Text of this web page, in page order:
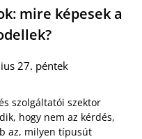
mire képesek a
27. péntek
szolgáltatói szektor
hogy nem az kérdés,
az, milyen típusút